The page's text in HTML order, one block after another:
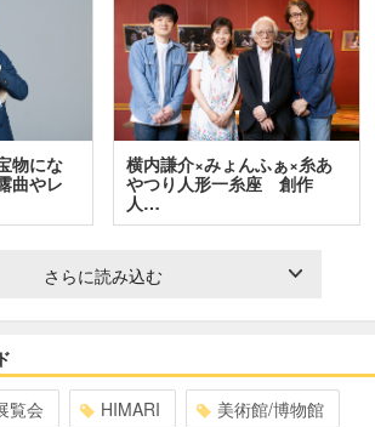
物にな
曲やレ
横内謙介×みょんふぁ×糸あ
やつり人形一糸座 創作
人…
さらに読み込む
覧会 HIMARI 美術館/博物館